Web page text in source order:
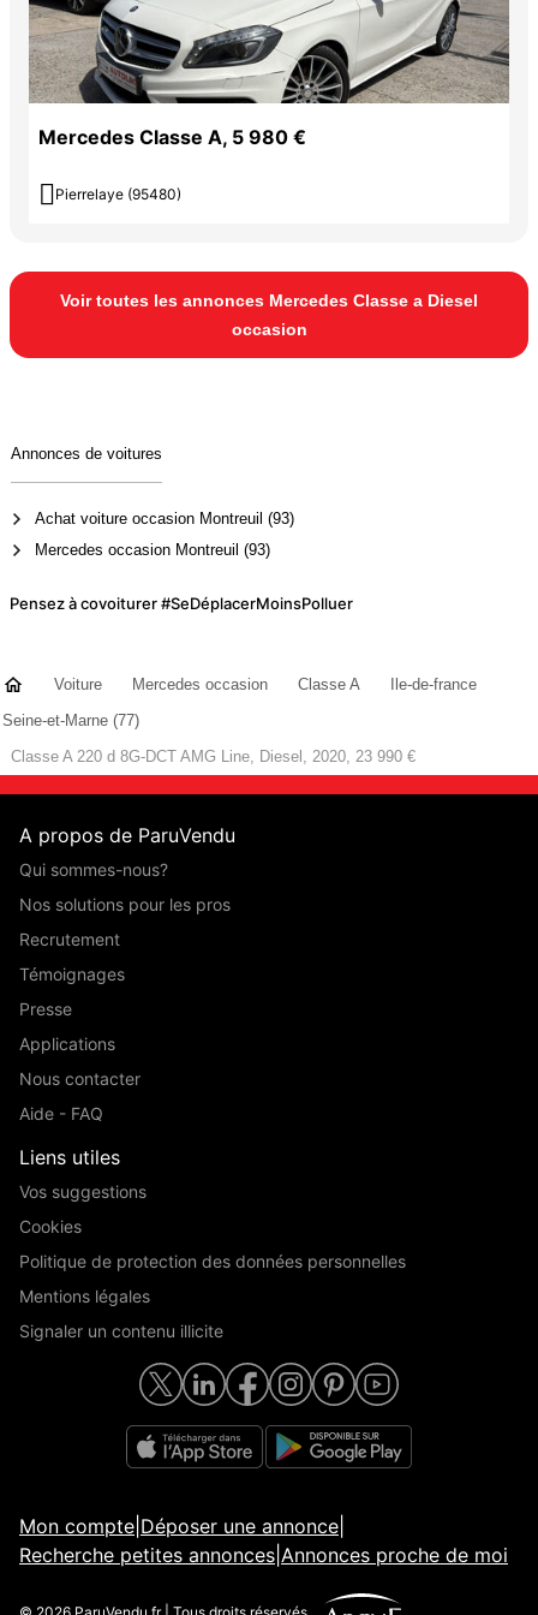
Mercedes Classe A, 5 980 €
 Pierrelaye (95480)
Voir toutes les annonces Mercedes Classe a Diesel
occasion
Annonces de voitures
Achat voiture occasion Montreuil (93)
Mercedes occasion Montreuil (93)
Pensez à covoiturer #SeDéplacerMoinsPolluer
Voiture Mercedes occasion Classe A
Ile-de-france
Seine-et-Marne (77)
Classe A 220 d 8G-DCT AMG Line, Diesel, 2020, 23 990 €
A propos de ParuVendu
Qui sommes-nous?
Nos solutions pour les pros
Recrutement
Témoignages
Presse
Applications
Nous contacter
Aide - FAQ
Liens utiles
Vos suggestions
Cookies
Politique de protection des données personnelles
Mentions légales
Signaler un contenu illicite
Mon compte Déposer une annonce
Recherche petites annonces Annonces proche de moi